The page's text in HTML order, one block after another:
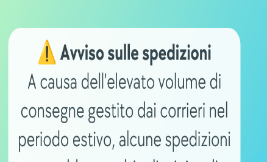
un aspetto non trascurabile
o desidera portare con sé un
Ion
e una lunga durata della batteria,
della bicicletta nel tempo. Un
una ebike o un dispositivo di e-
È raccomandato ricaricarla